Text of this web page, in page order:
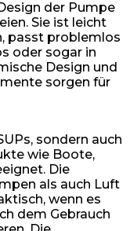
der Pumpe
Sie ist leicht
passt problemlos
oder sogar in
Design und
sorgen für
sondern auch
wie Boote,
Die
als auch Luft
wenn es
dem Gebrauch